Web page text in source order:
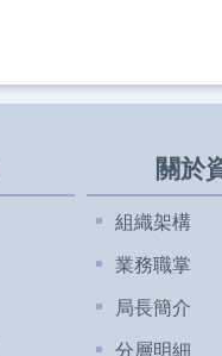
關於
組織架構
業務職掌
局長簡介
分層明細